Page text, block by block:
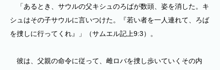
「あるとき、サウルの父キシュのろばが数頭、姿を消した。キ
シュはその子サウルに言いつけた。『若い者を一人連れて、ろば
を捜しに行ってくれ』」（サムエル記上9:3）。
彼は、父親の命令に従って、雌ロバを捜し歩いていくその内